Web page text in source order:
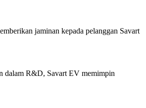
jaminan kepada pelanggan Savart
dalam R&D, Savart EV memimpin